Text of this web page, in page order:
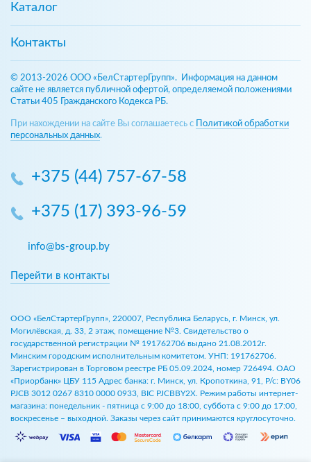
Каталог
Контакты
© 2013-2026 ООО «БелСтартерГрупп». Информация на данном
сайте не является публичной офертой, определяемой положениями
Статьи 405 Гражданского Кодекса РБ.
При нахождении на сайте Вы соглашаетесь с
Политикой обработки
персональных данных.
+375 (44) 757-67-58
+375 (17) 393-96-59
info@bs-group.by
Перейти в контакты
ООО «БелСтартерГрупп», 220007, Республика Беларусь, г. Минск, ул.
Могилёвская, д. 33, 2 этаж, помещение №3. Свидетельство о
государственной регистрации № 191762706 выдано 21.08.2012г.
Минским городским исполнительным комитетом. УНП: 191762706.
Зарегистрирован в Торговом реестре РБ 05.09.2024, номер 726494. ОАО
«Приорбанк» ЦБУ 115 Адрес банка: г. Минск, ул. Кропоткина, 91, Р/с: BY06
PJCB 3012 0267 8310 0000 0933, BIC PJCBBY2X. Режим работы интернет-
магазина: понедельник - пятница с 9:00 до 18:00, суббота с 9:00 до 17:00,
воскресенье – выходной. Заказы через сайт принимаются круглосуточно.